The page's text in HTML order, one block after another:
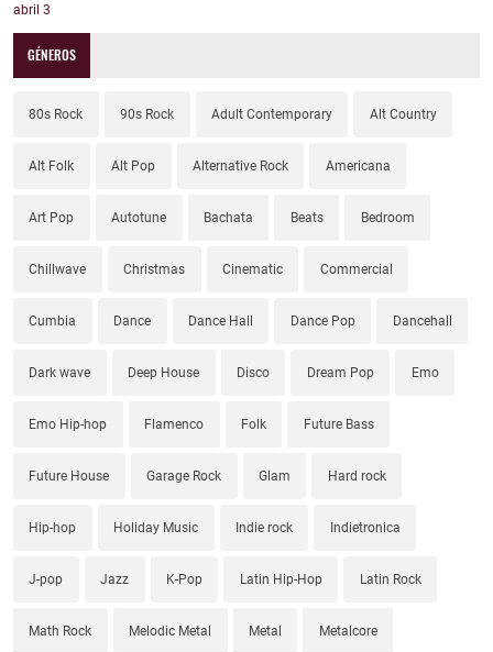
abril 3
GÉNEROS
80s Rock 90s Rock Adult Contemporary Alt Country
Alt Folk Alt Pop Alternative Rock Americana
Art Pop Autotune Bachata Beats Bedroom
Chillwave Christmas Cinematic Commercial
Cumbia Dance Dance Hall Dance Pop Dancehall
Dark wave Deep House Disco Dream Pop Emo
Emo Hip-hop Flamenco Folk Future Bass
Future House Garage Rock Glam Hard rock
Hip-hop Holiday Music Indie rock Indietronica
J-pop Jazz K-Pop Latin Hip-Hop Latin Rock
Math Rock Melodic Metal Metal Metalcore